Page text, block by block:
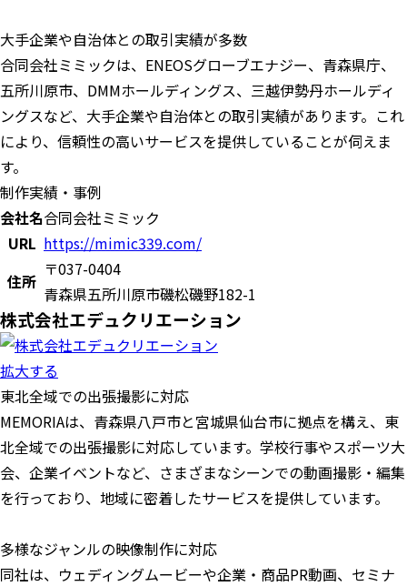
大手企業や自治体との取引実績が多数
合同会社ミミックは、ENEOSグローブエナジー、青森県庁、
五所川原市、DMMホールディングス、三越伊勢丹ホールディ
ングスなど、大手企業や自治体との取引実績があります。これ
により、信頼性の高いサービスを提供していることが伺えま
す。
制作実績・事例
会社名合同会社ミミック
URL https://mimic339.com/
住所
〒037-0404
青森県五所川原市磯松磯野182-1
株式会社エデュクリエーション
拡大する
東北全域での出張撮影に対応
MEMORIAは、青森県八戸市と宮城県仙台市に拠点を構え、東
北全域での出張撮影に対応しています。学校行事やスポーツ大
会、企業イベントなど、さまざまなシーンでの動画撮影・編集
を行っており、地域に密着したサービスを提供しています。
多様なジャンルの映像制作に対応
同社は、ウェディングムービーや企業・商品PR動画、セミナ